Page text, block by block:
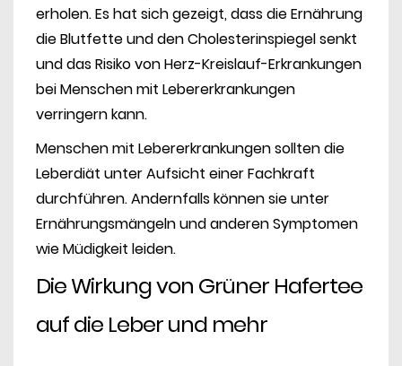
erholen. Es hat sich gezeigt, dass die Ernährung
die Blutfette und den Cholesterinspiegel senkt
und das Risiko von Herz-Kreislauf-Erkrankungen
bei Menschen mit Lebererkrankungen
verringern kann.
Menschen mit Lebererkrankungen sollten die
Leberdiät unter Aufsicht einer Fachkraft
durchführen. Andernfalls können sie unter
Ernährungsmängeln und anderen Symptomen
wie Müdigkeit leiden.
Die Wirkung von Grüner Hafertee
auf die Leber und mehr